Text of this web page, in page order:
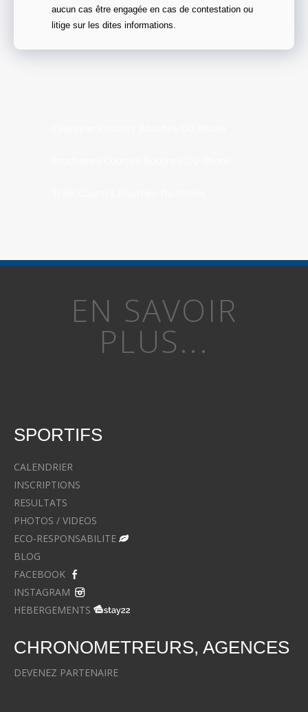
aucun cas être engagée en cas de contestation ou
litige sur les dites informations.
EN SAVOIR
PLUS...
SPORTIFS
CALENDRIER
INSCRIPTIONS
RESULTATS
PHOTOS / VIDEOS
ECO-RESPONSABILITE
BLOG
FACEBOOK
INSTAGRAM
HEBERGEMENTS
CHRONOMETREURS, AGENCES
DEVENEZ PARTENAIRE